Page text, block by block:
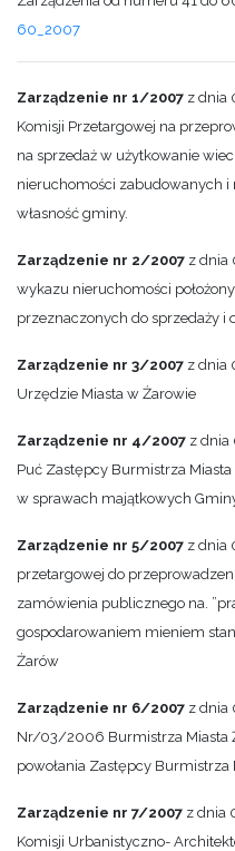
60_2007
Zarządzenie nr 1/2007 z dnia
Komisji Przetargowej na
na sprzedaż w użytkowanie
nieruchomości zabudowanych
własność gminy.
Zarządzenie nr 2/2007 z dnia
wykazu nieruchomości
przeznaczonych do sprzedaży i
Zarządzenie nr 3/2007 z dnia
Urzędzie Miasta w Żarowie
Zarządzenie nr 4/2007 z dnia
Puć Zastępcy Burmistrza
w sprawach majątkowych
Zarządzenie nr 5/2007 z dnia
przetargowej do
zamówienia publicznego na.
gospodarowaniem mieniem
Żarów
Zarządzenie nr 6/2007 z dnia
Nr/03/2006 Burmistrza Miasta
powołania Zastępcy Burmistrza
Zarządzenie nr 7/2007 z dnia
Komisji Urbanistyczno-